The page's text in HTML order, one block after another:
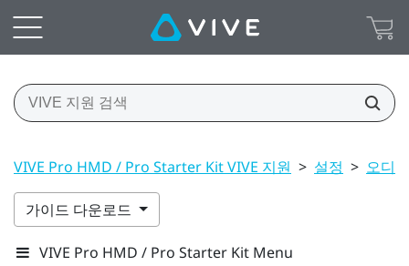
VIVE Pro HMD / Pro Starter Kit VIVE 지원 > 설정 > 오디
가이드 다운로드
VIVE Pro HMD / Pro Starter Kit Menu